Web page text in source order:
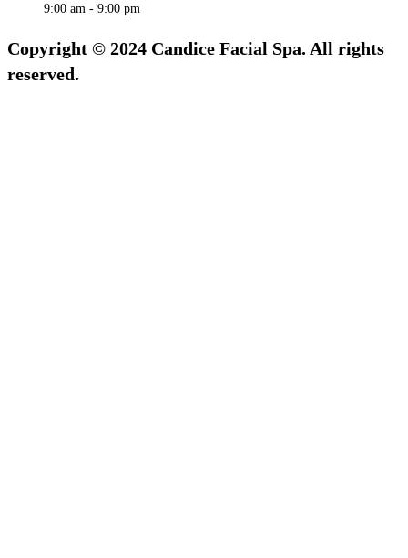
9:00 am - 9:00 pm
Copyright © 2024 Candice Facial Spa. All rights
reserved.